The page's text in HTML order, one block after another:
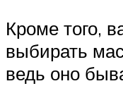
Кроме того,
выбирать
ведь оно